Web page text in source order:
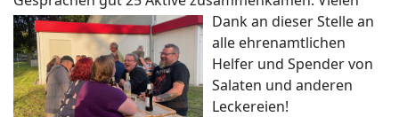
Dank an dieser Stelle an
alle ehrenamtlichen
Helfer und Spender von
Salaten und anderen
Leckereien!